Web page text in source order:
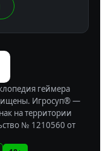
геймера
Игросуп® —
на территории
№ 1210560 от